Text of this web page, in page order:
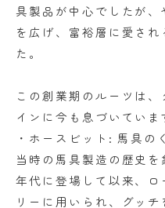
具製品が中心でしたが
を広げ、富裕層に愛さ
た。
この創業期のルーツは
インに今も息づいていま
・ホースビット: 馬具の
当時の馬具製造の歴史
年代に登場して以来、
リーに用いられ、グッ